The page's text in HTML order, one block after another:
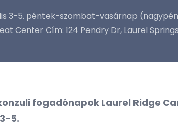
3-5. péntek-szombat-vasárnap
Center Cím: 124 Pendry Dr, Laurel
fogadónapok Laurel Ridge
5.